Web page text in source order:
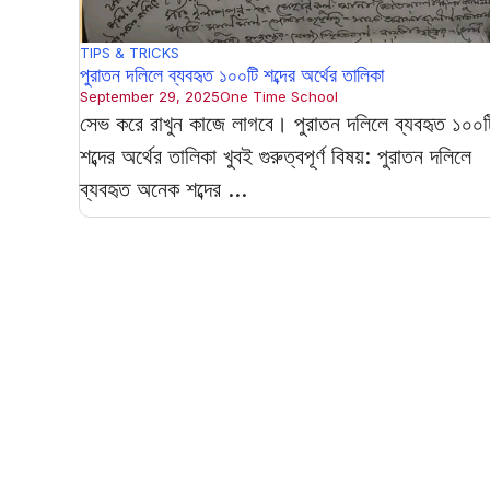
TIPS & TRICKS
পুরাতন দলিলে ব্যবহৃত ১০০টি শব্দের অর্থের তালিকা
September 29, 2025One Time School
সেভ করে রাখুন কাজে লাগবে। পুরাতন দলিলে ব্যবহৃত
শব্দের অর্থের তালিকা খুবই গুরুত্বপূর্ণ বিষয়: পুরাতন দলিলে
ব্যবহৃত অনেক শব্দের ...